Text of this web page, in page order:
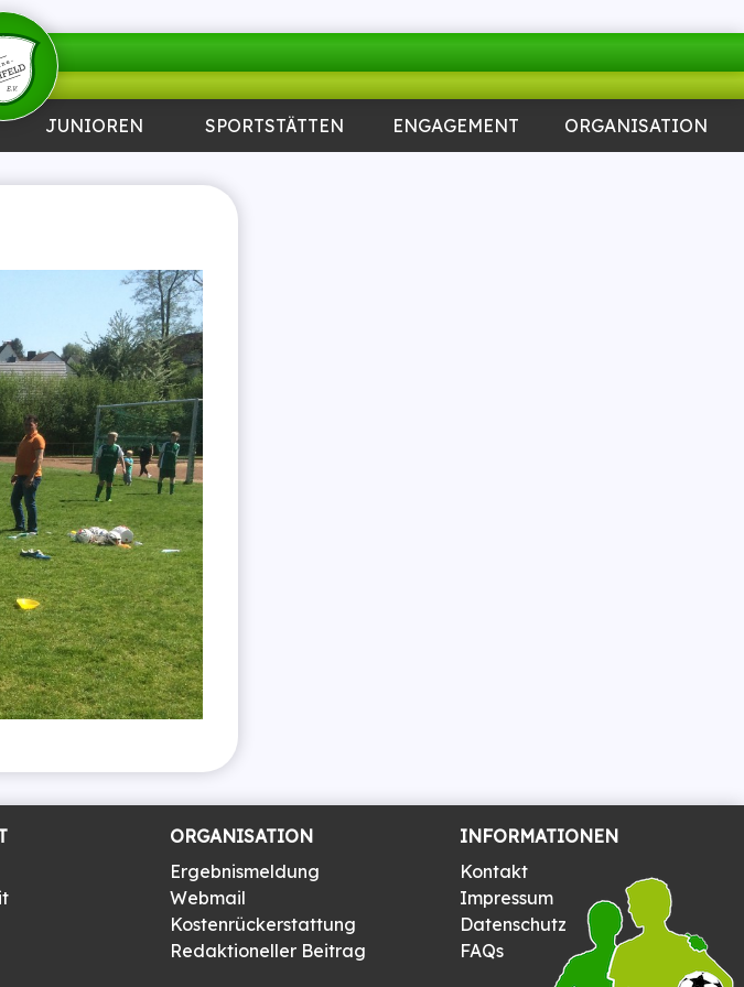
JUNIOREN SPORTSTÄTTEN ENGAGEMENT ORGANISATION
ORGANISATION
Ergebnismeldung
Webmail
Kostenrückerstattung
Redaktioneller Beitrag
INFORMATIONEN
Kontakt
Impressum
Datenschutz
FAQs